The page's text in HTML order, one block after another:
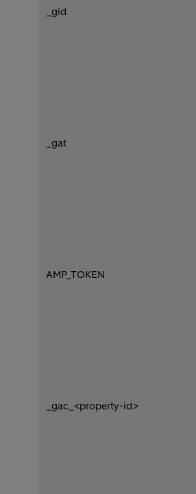
_gid
_gat
AMP_TOKEN
_gac_<property-id>